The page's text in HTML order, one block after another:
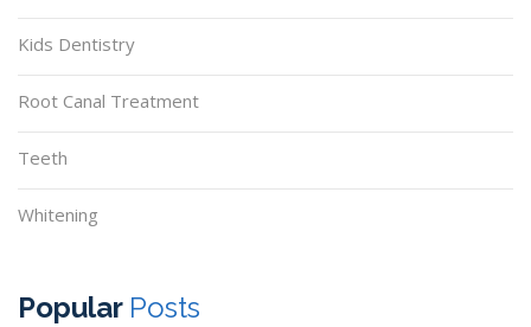
Kids Dentistry
Root Canal Treatment
Teeth
Whitening
Popular Posts